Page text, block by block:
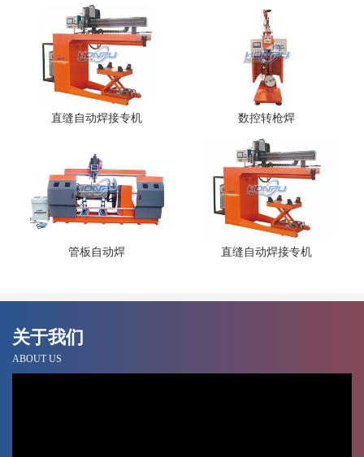
直缝自动焊接专机 数控转枪焊
管板自动焊 直缝自动焊接专机
关于我们
ABOUT US